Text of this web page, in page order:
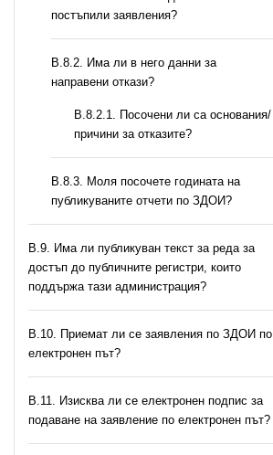
постъпили заявления?
В.8.2. Има ли в него данни за
направени откази?
В.8.2.1. Посочени ли са основания/
причини за отказите?
В.8.3. Моля посочете годината на
публикуваните отчети по ЗДОИ?
В.9. Има ли публикуван текст за реда за
достъп до публичните регистри, които
поддържа тази администрация?
В.10. Приемат ли се заявления по ЗДОИ по
електронен път?
В.11. Изисква ли се електронен подпис за
подаване на заявление по електронен път?